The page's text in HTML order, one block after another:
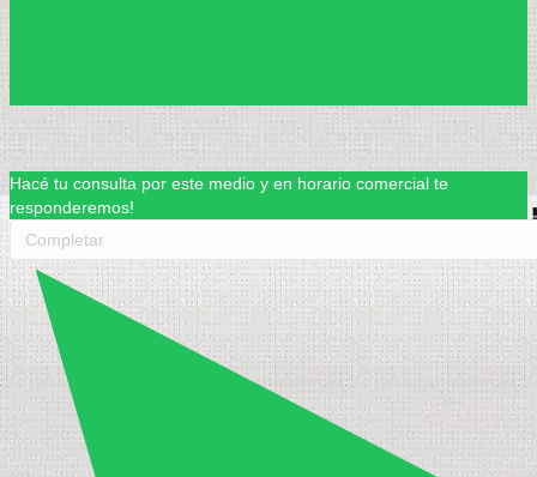
Hacé tu consulta por este medio y en horario comercial te
responderemos!